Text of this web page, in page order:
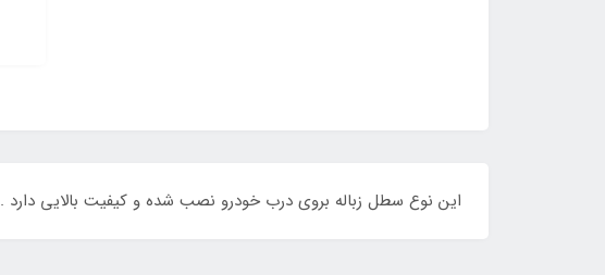
این نوع سطل زباله بروی درب خودرو نصب شده و کیفیت بالایی دارد .